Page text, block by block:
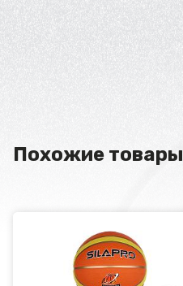
Похожие товары